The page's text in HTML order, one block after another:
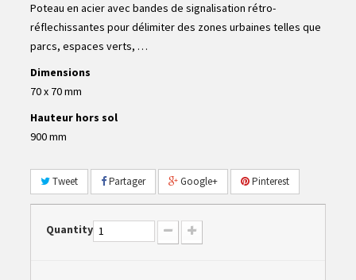
Poteau en acier avec bandes de signalisation rétro-
réflechissantes pour délimiter des zones urbaines telles que
parcs, espaces verts, …
Dimensions
70 x 70 mm
Hauteur hors sol
900 mm
Tweet Partager Google+ Pinterest
Quantity